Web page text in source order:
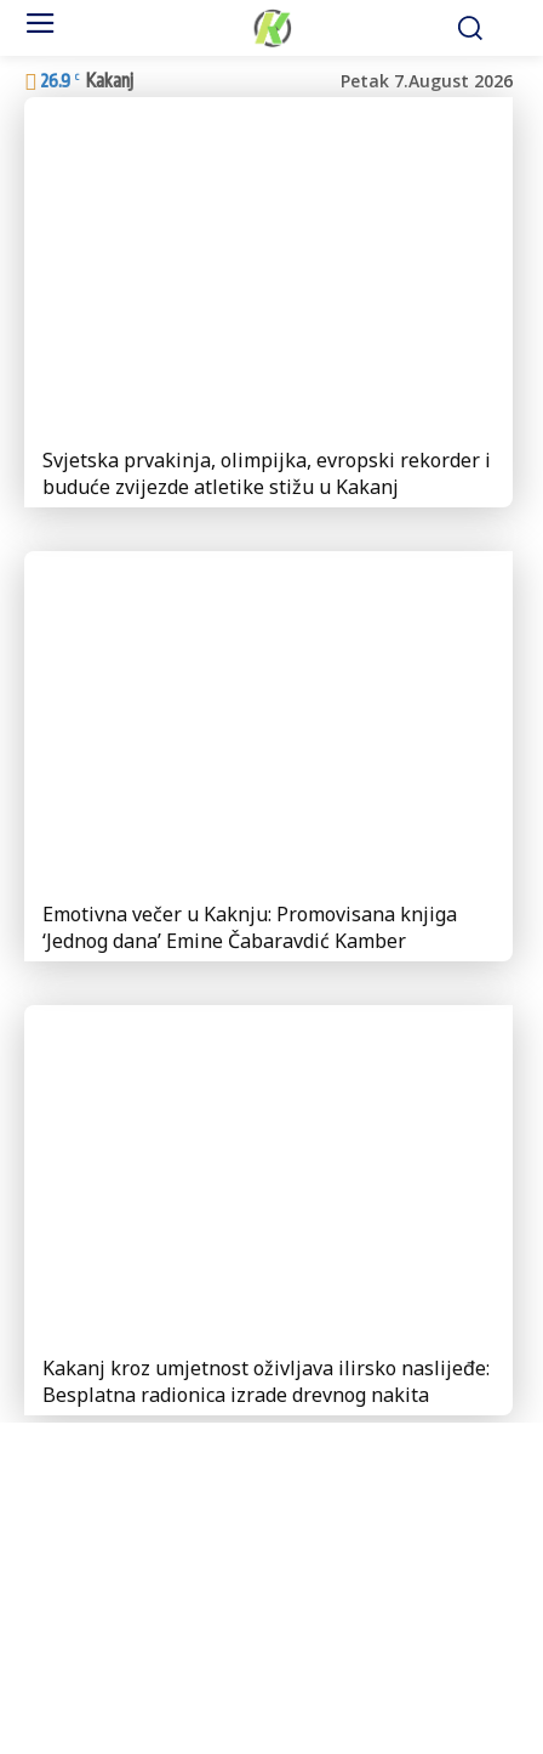
26.9 C Kakanj Petak 7.August 2026
Svjetska prvakinja, olimpijka, evropski rekorder i
buduće zvijezde atletike stižu u Kakanj
Emotivna večer u Kaknju: Promovisana knjiga
‘Jednog dana’ Emine Čabaravdić Kamber
Kakanj kroz umjetnost oživljava ilirsko naslijeđe:
Besplatna radionica izrade drevnog nakita